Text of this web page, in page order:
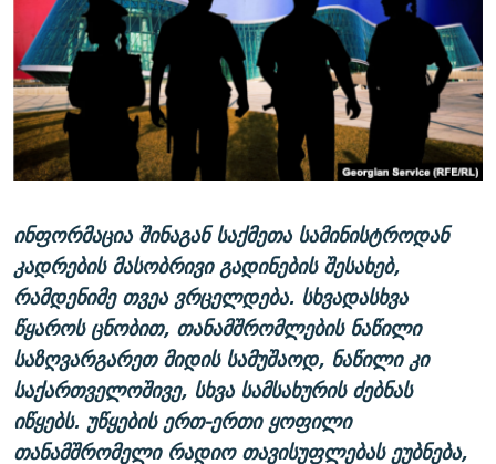
ᲛᲝᲚᲐᲞᲐᲠᲐᲙᲔ ᲢᲔᲥᲡᲢᲔᲑᲘ
ᲨᲘᲜ - ᲣᲪᲮᲝᲔᲗᲨᲘ
ᲚᲘᲢᲔᲠᲐᲢᲣᲠᲣᲚᲘ ᲬᲐᲮᲜᲐᲒᲔᲑᲘ
ᲐᲛᲔᲠᲘᲙᲣᲚᲘ ᲛᲝᲗᲮᲠᲝᲑᲐ
ᲘᲛᲞᲔᲠᲘᲐ ᲓᲐ ᲠᲐᲓᲘᲝ
ᲩᲔᲛᲘ ᲡᲘᲙᲕᲓᲘᲚᲘᲡ ᲛᲘᲖᲔᲖᲘᲐ COVID-19
11 ᲬᲔᲚᲘ - 11 ᲐᲛᲑᲐᲕᲘ
ᲡᲐᲞᲐᲠᲚᲐᲛᲔᲜᲢᲝ ᲐᲠᲩᲔᲕᲜᲔᲑᲘᲡ ᲘᲡᲢᲝᲠᲘᲐ
ᲑᲐᲕᲨᲕᲔᲑᲘ ᲞᲠᲝᲡᲢᲘᲢᲣᲪᲘᲐᲨᲘ - ᲐᲛᲝᲣᲗᲥᲛᲔᲚᲘ ᲐᲛᲑᲐᲕᲘ
5 ᲐᲛᲑᲐᲕᲘ - 20 ᲘᲕᲜᲘᲡᲡ ᲓᲐᲨᲐᲕᲔᲑᲣᲚᲔᲑᲘ
ᲐᲒᲕᲘᲡᲢᲝᲡ ᲝᲛᲘ
ПРИВЕТ ᲙᲣᲚᲢᲣᲠᲐ
ᲒᲐᲛᲝᲘᲬᲔᲠᲔ
რთე/რთ-ის ყველა საიტი
ინფორმაცია შინაგან საქმეთა სამინისტროდან
კადრების მასობრივი გადინების შესახებ,
რამდენიმე თვეა ვრცელდება. სხვადასხვა
წყაროს ცნობით, თანამშრომლების ნაწილი
საზღვარგარეთ მიდის სამუშაოდ, ნაწილი კი
საქართველოშივე, სხვა სამსახურის ძებნას
იწყებს. უწყების ერთ-ერთი ყოფილი
თანამშრომელი რადიო თავისუფლებას ეუბნება,